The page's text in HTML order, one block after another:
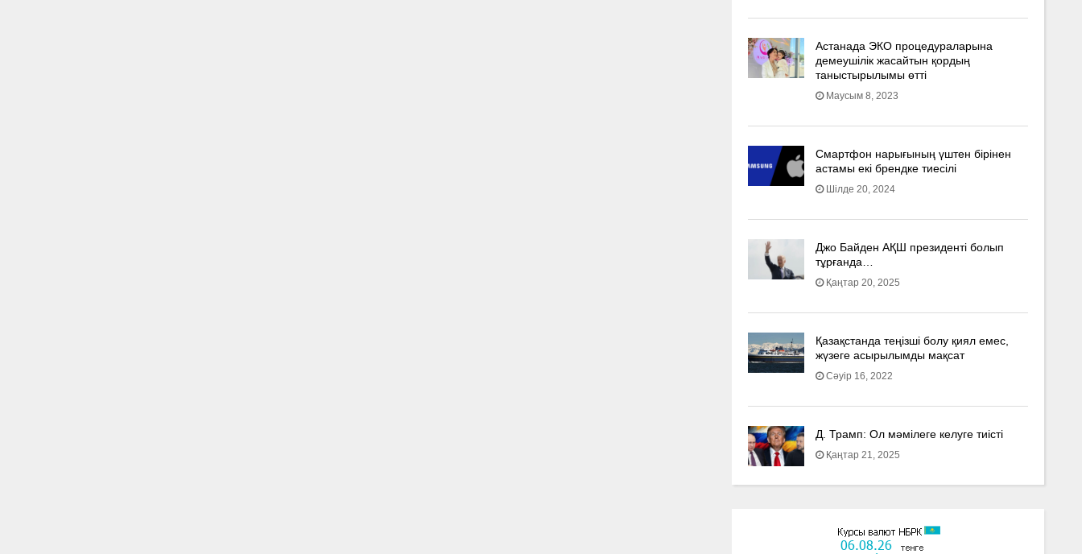
Астанада ЭКО процедураларына
демеушілік жасайтын қордың
таныстырылымы өтті
Маусым 8, 2023
Смартфон нарығының үштен бірінен
астамы екі брендке тиесілі
Шілде 20, 2024
Джо Байден АҚШ президенті болып
тұрғанда…
Қаңтар 20, 2025
Қазақстанда теңізші болу қиял емес,
жүзеге асырылымды мақсат
Сәуір 16, 2022
Д. Трамп: Ол мәмілеге келуге тиісті
Қаңтар 21, 2025